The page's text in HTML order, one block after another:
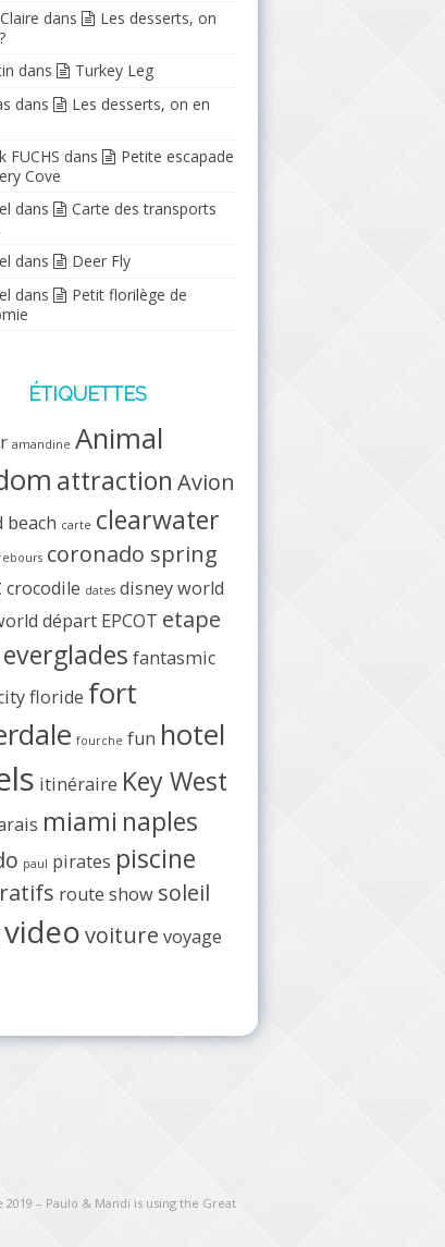
dans
Les desserts, on
dans
Turkey Leg
dans
Les desserts, on en
FUCHS dans
Petite escapade
Cove
dans
Carte des transports
dans
Deer Fly
dans
Petit florilège de
ÉTIQUETTES
amandine Animal
attraction Avion
beach carte clearwater
coronado spring
crocodile dates disney world
départ EPCOT etape
everglades fantasmic
floride fort
fourche fun hotel
itinéraire Key West
miami naples
paul pirates piscine
route show soleil
videovoiture voyage
– Paulo & Mandi is using the Great